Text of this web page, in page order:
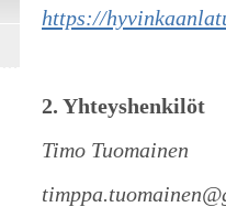
https://
2. Yhteyshenkilöt
Timo Tuomainen